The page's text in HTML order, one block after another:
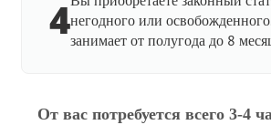
4негодного или
занимает от полугода до 8
От вас потребуется всего 3-4